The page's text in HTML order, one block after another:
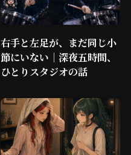
右手と左足が、まだ同じ小
節にいない｜深夜五時間、
ひとりスタジオの話